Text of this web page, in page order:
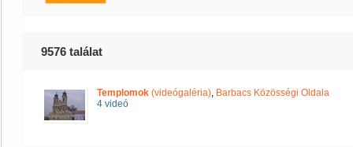
9576 találat
Templomok (videógaléria), Barbacs Közösségi Oldala
4 videó